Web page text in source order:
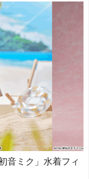
音ミク」水着フィ